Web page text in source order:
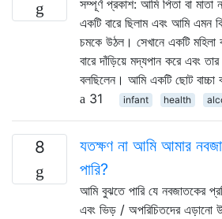
সম্পূর্ণ প্রকাশ: আমি পিতা বা
একটি বারে ছিলাম এবং আমি এমন
চমকে উঠল। সেখানে একটি মহিলা
বারে দাঁড়িয়ে মদ্যপান করে এবং
বলছিলেন। আমি একটি ছোট বাচ্চা
31
infant health
8
যতক্ষণ না আমি আমার
পারি?
আমি বুঝতে পারি যে নবজাতকের
এবং ভিড় / অপরিচিতদের এড়ানো